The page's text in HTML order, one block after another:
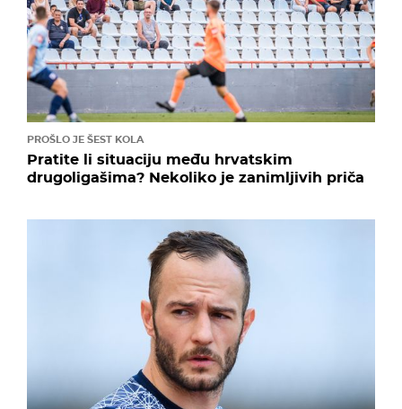
PROŠLO JE ŠEST KOLA
Pratite li situaciju među hrvatskim
drugoligašima? Nekoliko je zanimljivih priča